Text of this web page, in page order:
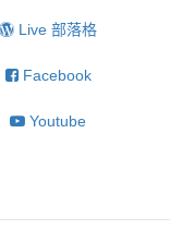
Live 部落格
Facebook
Youtube